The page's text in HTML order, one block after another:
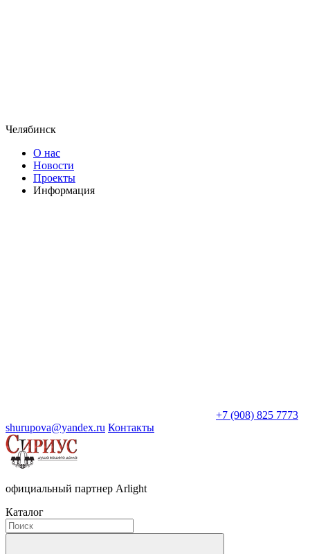
Челябинск
О нас
Новости
Проекты
Информация
+7 (908) 825 7773
shurupova@yandex.ru Контакты
официальный партнер Arlight
Каталог